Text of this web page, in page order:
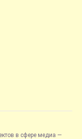
в сфере медиа —